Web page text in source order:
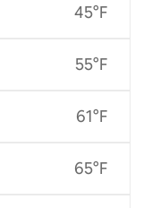
45°F
55°F
61°F
65°F